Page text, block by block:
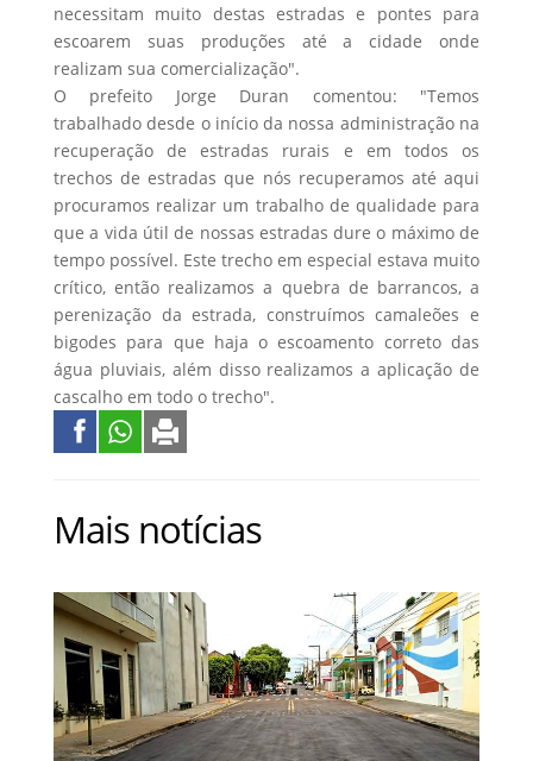
necessitam muito destas estradas e pontes para
escoarem suas produções até a cidade onde
realizam sua comercialização".
O prefeito Jorge Duran comentou: "Temos
trabalhado desde o início da nossa administração na
recuperação de estradas rurais e em todos os
trechos de estradas que nós recuperamos até aqui
procuramos realizar um trabalho de qualidade para
que a vida útil de nossas estradas dure o máximo de
tempo possível. Este trecho em especial estava muito
crítico, então realizamos a quebra de barrancos, a
perenização da estrada, construímos camaleões e
bigodes para que haja o escoamento correto das
água pluviais, além disso realizamos a aplicação de
cascalho em todo o trecho".
Mais notícias